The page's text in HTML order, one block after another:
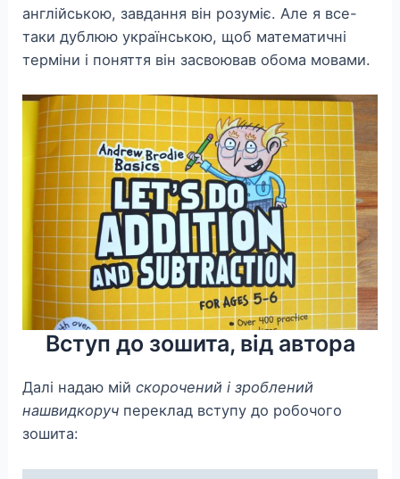
англійською, завдання він розуміє. Але я все-
таки дублюю українською, щоб математичні
терміни і поняття він засвоював обома мовами.
Вступ до зошита, від автора
Далі надаю мійскорочений і зроблений
нашвидкоруч переклад вступу до робочого
зошита: